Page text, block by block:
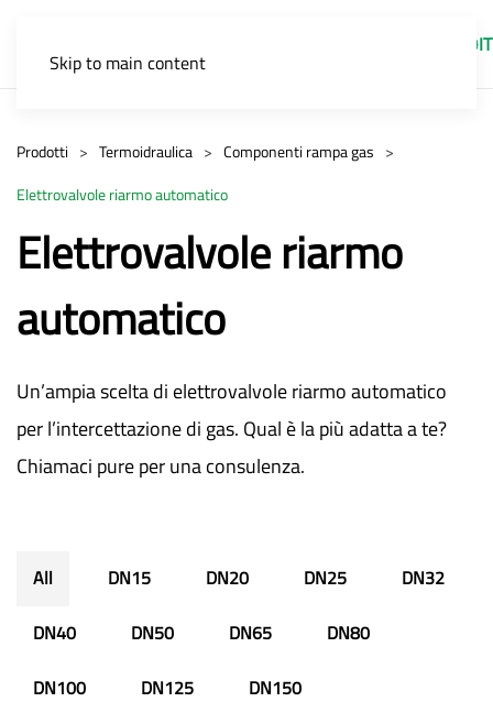
Skip to main content
IT
Prodotti Termoidraulica
Componenti rampa gas
Elettrovalvole riarmo automatico
Elettrovalvole riarmo
automatico
Un’ampia scelta di elettrovalvole riarmo automatico
per l’intercettazione di gas. Qual è la più adatta a te?
Chiamaci pure per una consulenza.
All DN15 DN20 DN25 DN32
DN40 DN50 DN65 DN80
DN100 DN125 DN150